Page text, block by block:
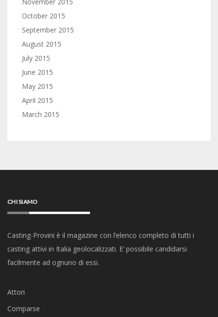
October 2015
September 2015
August 2015
July 2015
June 2015
May 2015
April 2015
March 2015
CHI SIAMO
Casting-Provini è il magazine con l’elenco completo di tutti i
casting attivi in Italia geolocalizzati. E’ possibile candidarsi
facilmente ad ognuno di essi.
Attori
Comparse